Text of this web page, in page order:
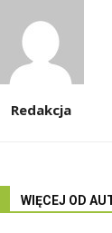
Redakcja
WIĘCEJ OD